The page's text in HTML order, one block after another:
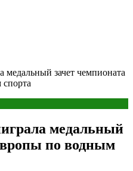
медальный зачет чемпионата
медальный
по водным